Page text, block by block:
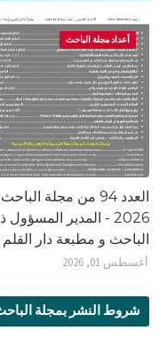
أعداد مجلة الباحث
العدد 94 من مجلة
2026 - المدير
الباحث و مطبعة دار القلم بالرباط
أغسطس 01, 2026
شروط النشر بمجلة